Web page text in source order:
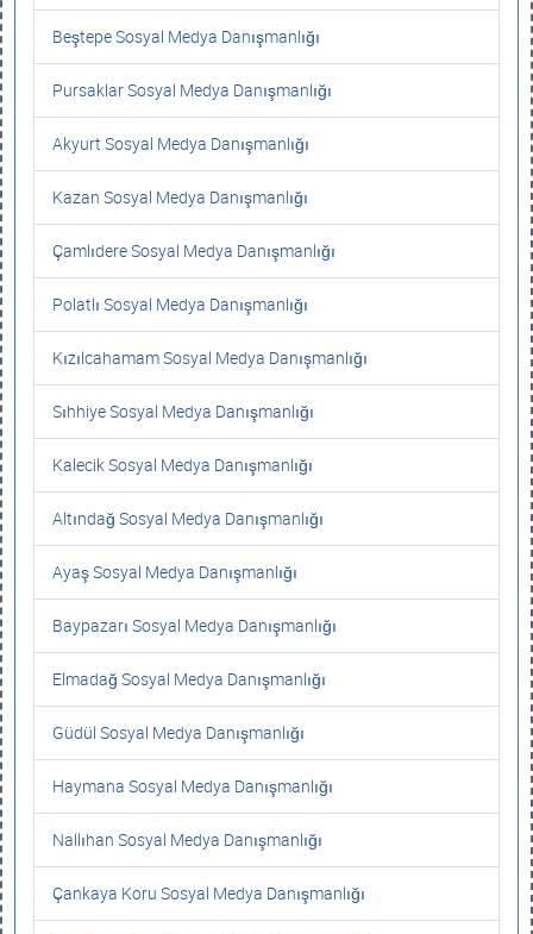
Beştepe Sosyal Medya Danışmanlığı
Pursaklar Sosyal Medya Danışmanlığı
Akyurt Sosyal Medya Danışmanlığı
Kazan Sosyal Medya Danışmanlığı
Çamlıdere Sosyal Medya Danışmanlığı
Polatlı Sosyal Medya Danışmanlığı
Kızılcahamam Sosyal Medya Danışmanlığı
Sıhhiye Sosyal Medya Danışmanlığı
Kalecik Sosyal Medya Danışmanlığı
Altındağ Sosyal Medya Danışmanlığı
Ayaş Sosyal Medya Danışmanlığı
Baypazarı Sosyal Medya Danışmanlığı
Elmadağ Sosyal Medya Danışmanlığı
Güdül Sosyal Medya Danışmanlığı
Haymana Sosyal Medya Danışmanlığı
Nallıhan Sosyal Medya Danışmanlığı
Çankaya Koru Sosyal Medya Danışmanlığı